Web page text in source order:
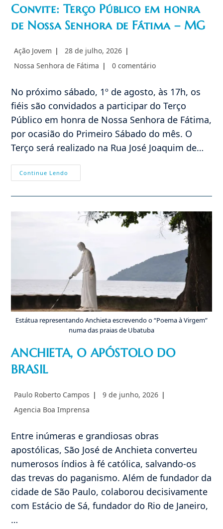
Convite: Terço Público em honra
de Nossa Senhora de Fátima – MG
Autor
post:
Ação Jovem
Post
28 de julho, 2026
Categoria
Nossa Senhora de Fátima
Comentários
0 comentário
No próximo sábado, 1º de agosto, às 17h, os
fiéis são convidados a participar do Terço
Público em honra de Nossa Senhora de Fátima,
por ocasião do Primeiro Sábado do mês. O
Terço será realizado na Rua José Joaquim de…
Continue Lendo
Terço
Nossa
Senhora
MG
Estátua representando Anchieta escrevendo o “Poema à Virgem”
numa das praias de Ubatuba
ANCHIETA, O APÓSTOLO DO
BRASIL
Autor
post:
Paulo Roberto Campos
Post
9 de junho, 2026
Categoria
Agencia Boa Imprensa
Entre inúmeras e grandiosas obras
apostólicas, São José de Anchieta converteu
numerosos índios à fé católica, salvando-os
das trevas do paganismo. Além de fundador da
cidade de São Paulo, colaborou decisivamente
com Estácio de Sá, fundador do Rio de Janeiro,
…